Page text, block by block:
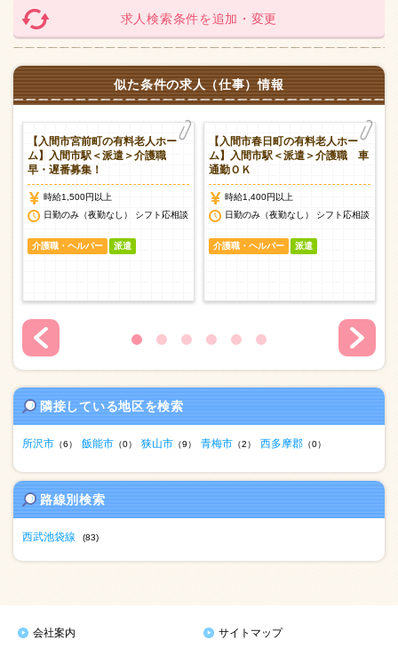
求人検索条件を追加・変更
似た条件の求人（仕事）情報
【入間市宮前町の有料老人ホー
ム】入間市駅＜派遣＞介護職
早・遅番募集！
時給1,500円以上
日勤のみ（夜勤なし） シフト応相談
介護職・ヘルパー 派遣
【入間市春日町の有料老人ホー
ム】入間市駅＜派遣＞介護職 車
通勤ＯＫ
時給1,400円以上
日勤のみ（夜勤なし） シフト応相談
介護職・ヘルパー 派遣
隣接している地区を検索
所沢市 （6） 飯能市 （0） 狭山市 （9） 青梅市 （2） 西多摩郡 （0）
路線別検索
西武池袋線 (83)
会社案内 サイトマップ